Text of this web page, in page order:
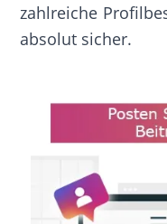
zahlreiche
absolut sicher.